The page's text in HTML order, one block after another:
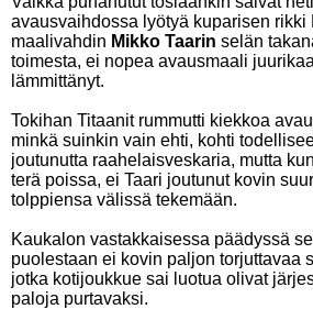
avausvaihdossa lyötyä kuparisen rikki
maalivahdin Mikko Taarin selän
toimesta, ei nopea avausmaali
lämmittänyt.
Tokihan Titaanit rummutti kiekkoa
minkä suinkin vain ehti, kohti
joutunutta raahelaisveskaria, mutta
terä poissa, ei Taari joutunut kovin
tolppiensa välissä tekemään.
Kaukalon vastakkaisessa päädyssä
puolestaan ei kovin paljon torjuttavaa
jotka kotijoukkue sai luotua olivat
paloja purtavaksi.